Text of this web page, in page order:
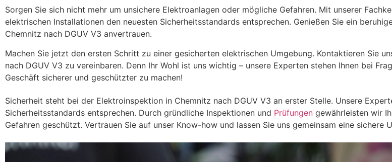
Sorgen Sie sich nicht mehr um unsichere Elektroanlagen oder mögliche Gefahren. Mit unserer
elektrischen Installationen den neuesten Sicherheitsstandards entsprechen. Genießen Sie ein
Chemnitz nach DGUV V3 anvertrauen.
Machen Sie jetzt den ersten Schritt zu einer gesicherten elektrischen Umgebung. Kontaktieren Sie
nach DGUV V3 zu vereinbaren. Denn Ihr Wohl ist uns wichtig – unsere Experten stehen Ihnen bei
Geschäft sicherer und geschützter zu machen!
Sicherheit steht bei der Elektroinspektion in Chemnitz nach DGUV V3 an erster Stelle. Unsere
Sicherheitsstandards entsprechen. Durch gründliche Inspektionen und Prüfungen gewährleisten wir
Gefahren geschützt. Vertrauen Sie auf unser Know-how und lassen Sie uns gemeinsam eine sichere